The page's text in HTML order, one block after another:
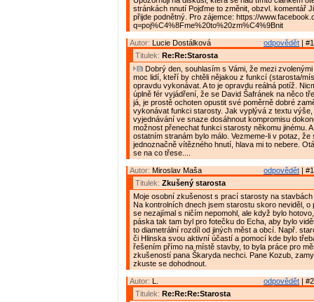
stránkách nnutí Pojďme to změnit, obzvl. komentář
přijde podnětný. Pro zájemce: https://
q=poj%C4%8Fme%20to%20zm%C4%9Bnit
odpovědět |
Autor: Lucie Dostálková
Titulek: Re:Re:Starosta
Dobrý den, souhlasím s Vámi, že mezi
moc lidí, kteří by chtěli nějakou z funkcí (starosta/
opravdu vykonávat. A to je opravdu reálná potíž.
úplně fér vyjádření, že se David Šafránek na něco
já, je prostě ochoten opustit své poměrně dobré
vykonávat funkci starosty. Jak vyplývá z textu
vyjednávání ve snaze dosáhnout kompromisu
možnost přenechat funkci starosty někomu jinému.
ostatním stranám bylo málo. Vezmeme-li v potaz, že
jednoznačně vítězného hnutí, hlava mi to nebere.
se na co třese....
odpovědět |
Autor: Miroslav Maša
Titulek: Zkušený starosta
Moje osobní zkušenost s prací starosty na
Na kontrolních dnech jsem starostu skoro neviděl, o
se nezajímal s ničím nepomohl, ale když bylo
páska tak tam byl pro fotečku do Echa, aby bylo
to diametrální rozdíl od jiných měst a obcí. Např.
či Hlinska svou aktivní účastí a pomocí kde bylo
řešením přímo na místě stavby, to byla práce pro
zkušeností pana Škaryda nechci. Pane Kozub,
zkuste se dohodnout.
odpovědět |
Autor: L.
Titulek: Re:Re:Re:Starosta